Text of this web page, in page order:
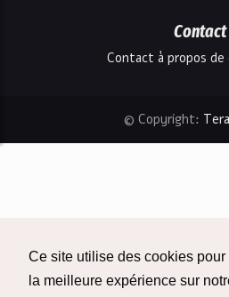
Ce site utilise des cookies
la meilleure expérience sur
Contact
Contact à propos
© Copyright: